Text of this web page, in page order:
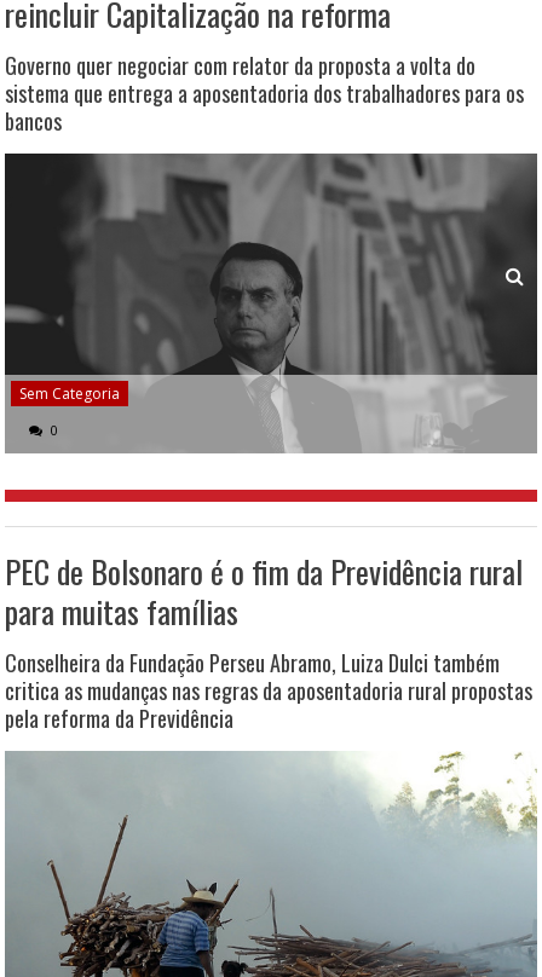
reincluir Capitalização na reforma
Governo quer negociar com relator da proposta a volta do
sistema que entrega a aposentadoria dos trabalhadores para os
bancos
Sem Categoria
0
PEC de Bolsonaro é o fim da Previdência rural
para muitas famílias
Conselheira da Fundação Perseu Abramo, Luiza Dulci também
critica as mudanças nas regras da aposentadoria rural propostas
pela reforma da Previdência